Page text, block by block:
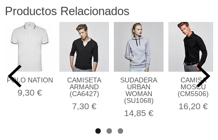
Productos Relacionados
POLO NATION
9,30 €
CAMISETA
ARMAND
(CA6427)
7,30 €
SUDADERA
URBAN
WOMAN
(SU1068)
14,85 €
CAMISA
MOSCU
(CM5506)
16,20 €